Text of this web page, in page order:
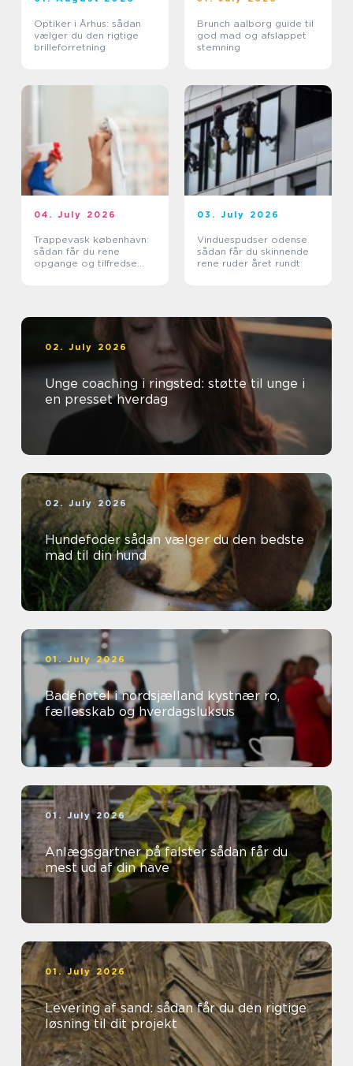
Optiker i Århus: sådan
vælger du den rigtige
brilleforretning
Brunch aalborg guide til
god mad og afslappet
stemning
04. July 2026
Trappevask københavn:
sådan får du rene
opgange og tilfredse
03. July 2026
Vinduespudser odense
sådan får du skinnende
rene ruder året rundt
02. July 2026
Unge coaching i ringsted: støtte til unge i
en presset hverdag
02. July 2026
Hundefoder sådan vælger du den bedste
mad til din hund
01. July 2026
Badehotel i nordsjælland kystnær ro,
fællesskab og hverdagsluksus
01. July 2026
Anlægsgartner på falster sådan får du
mest ud af din have
01. July 2026
Levering af sand: sådan får du den rigtige
løsning til dit projekt